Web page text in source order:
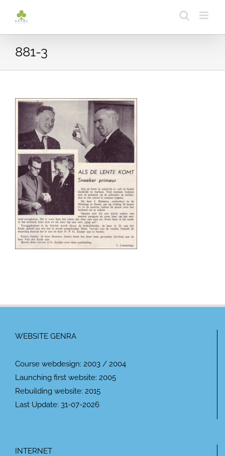
inhoud
881-3
WEBSITE GENRA
Course webdesign: 2003 / 2004
Launching first website: 2005
Rebuilding website: 2015
Last Update: 31-07-2026
INTERNET